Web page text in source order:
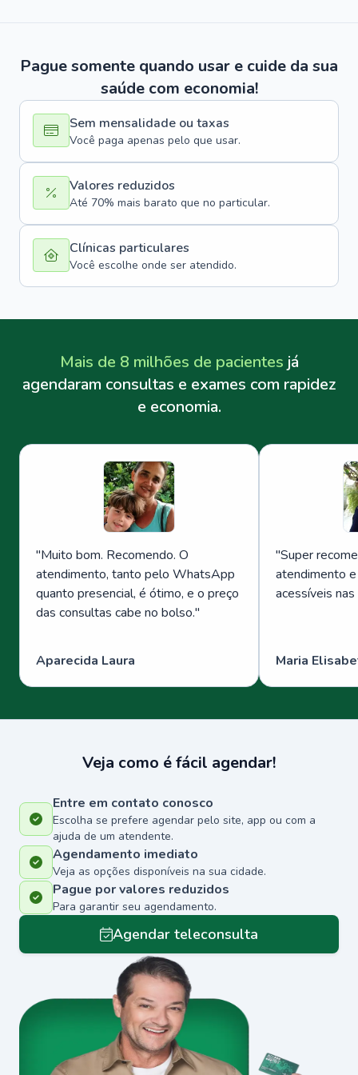
Pague somente quando usar e cuide da sua
saúde com economia!
Sem mensalidade ou taxas
Você paga apenas pelo que usar.
Valores reduzidos
Até 70% mais barato que no particular.
Clínicas particulares
Você escolhe onde ser atendido.
Mais de 8 milhões de pacientes já
agendaram consultas e exames com rapidez
e economia.
"Muito bom. Recomendo. O
atendimento, tanto pelo WhatsApp
quanto presencial, é ótimo, e o preço
das consultas cabe no bolso."
Aparecida Laura
"Super
atendimento
acessíveis
Maria
Veja como é fácil agendar!
Entre em contato conosco
Escolha se prefere agendar pelo site, app ou com a
ajuda de um atendente.
Agendamento imediato
Veja as opções disponíveis na sua cidade.
Pague por valores reduzidos
Para garantir seu agendamento.
Agendar teleconsulta